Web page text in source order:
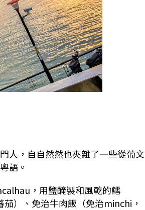
人，自自然然也夾雜了一些從葡文
語。
，用鹽醃製和風乾的鱈
）、免治牛肉飯（免治minchi，